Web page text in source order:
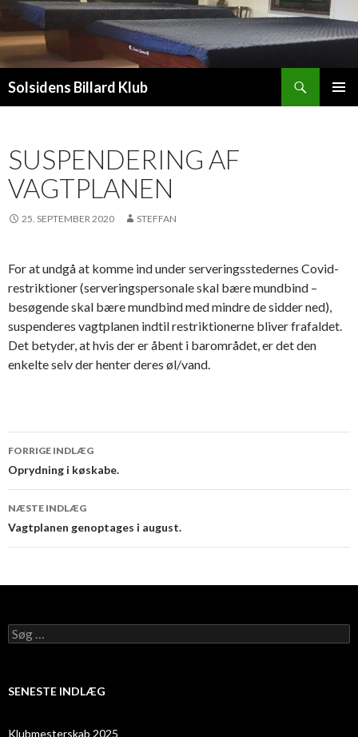
Solsidens Billard Klub
SUSPENDERING AF
VAGTPLANEN
25. SEPTEMBER 2020 STEFFAN
For at undgå at komme ind under serveringsstedernes Covid-
restriktioner (serveringspersonale skal bære mundbind –
besøgende skal bære mundbind med mindre de sidder ned),
suspenderes vagtplanen indtil restriktionerne bliver frafaldet.
Det betyder, at hvis der er åbent i barområdet, er det den
enkelte selv der henter deres øl/vand.
Indlægsnavigation
FORRIGE INDLÆG
Oprydning i køskabe.
NÆSTE INDLÆG
Vagtplanen genoptages i august.
Søg
efter:
SENESTE INDLÆG
Klubmesterskab 2025